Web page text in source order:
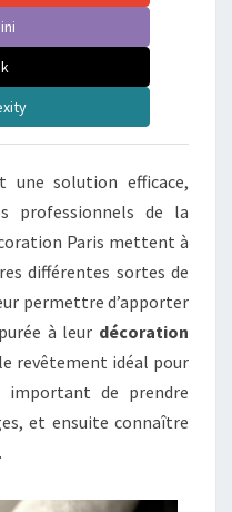
une solution efficace,
professionnels de la
Paris mettent à
différentes sortes de
permettre d’apporter
à leur décoration
revêtement idéal pour
important de prendre
et ensuite connaître